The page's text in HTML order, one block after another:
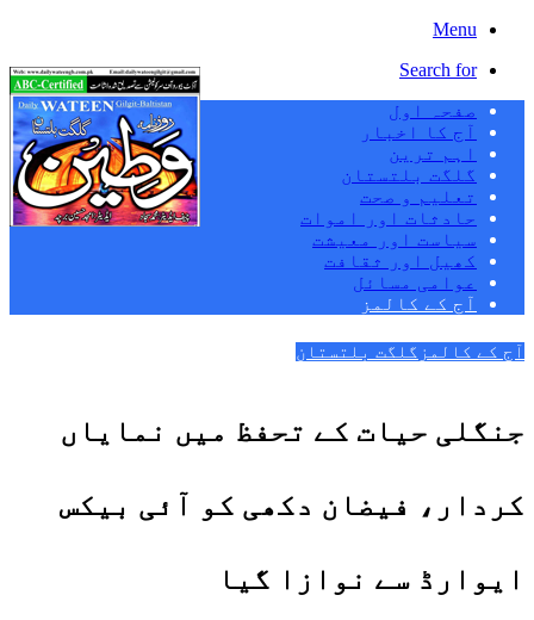
Menu
Search for
صفحہ اول
آج کا اخبار
اہم ترین
گلگت بلتستان
تعلیم و صحت
حادثات اور اموات
سیاست اور معیشت
کھیل اور ثقافت
عوامی مسائل
آج کے کالمز
آج کے کالمز گلگت بلتستان
جنگلی حیات کے تحفظ میں نمایاں
کردار، فیضان دکھی کو آئی بیکس
ایوارڈ سے نوازا گیا